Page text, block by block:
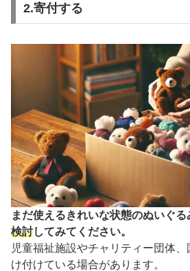
2.寄付する
まだ使えるきれいな状態のぬいぐる
検討してみてください。
児童福祉施設やチャリティー団体
け付けている場合があります。